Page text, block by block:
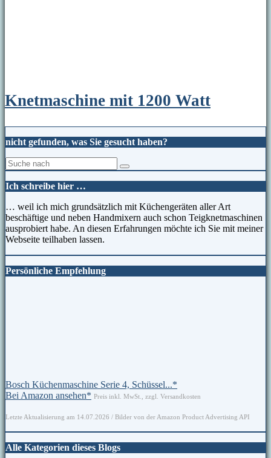
Knetmaschine mit 1200 Watt
nicht gefunden, was Sie gesucht haben?
Ich schreibe hier …
… weil ich mich grundsätzlich mit Küchengeräten aller Art
beschäftige und neben Handmixern auch schon Teigknetmaschinen
ausprobiert habe. An diesen Erfahrungen möchte ich Sie mit meiner
Webseite teilhaben lassen.
Persönliche Empfehlung
Bosch Küchenmaschine Serie 4, Schüssel...*
Bei Amazon ansehen* Preis inkl. MwSt., zzgl. Versandkosten
Letzte Aktualisierung am 14.07.2026 / Bilder von der Amazon Product Advertising API
Alle Kategorien dieses Blogs